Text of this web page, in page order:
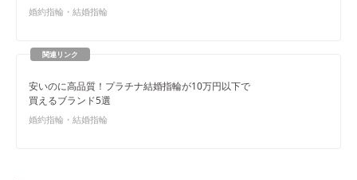
婚約指輪・結婚指輪
安いのに高品質！プラチナ結婚指輪が10万円以下で
買えるブランド5選
婚約指輪・結婚指輪